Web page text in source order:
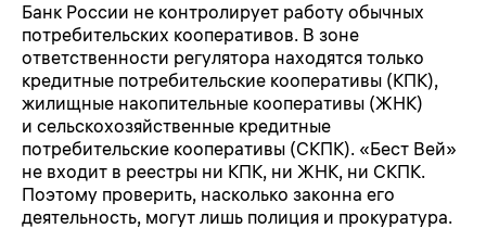
Банк России не контролирует работу обычных
потребительских кооперативов. В зоне
ответственности регулятора находятся только
кредитные потребительские кооперативы (КПК),
жилищные накопительные кооперативы (ЖНК)
и сельскохозяйственные кредитные
потребительские кооперативы (СКПК). «Бест Вей»
не входит в реестры ни КПК, ни ЖНК, ни СКПК.
Поэтому проверить, насколько законна его
деятельность, могут лишь полиция и прокуратура.